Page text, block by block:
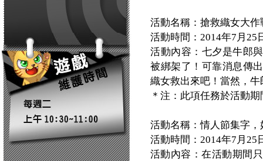
活動名稱：搶救織女大作
活動時間：2014年7月25
活動內容：七夕是牛郎
被綁架了！可靠消息傳
織女救出來吧！當然，
＊注：此項任務於活動
活動名稱：情人節集字
活動時間：2014年7月25
活動內容：在活動期間